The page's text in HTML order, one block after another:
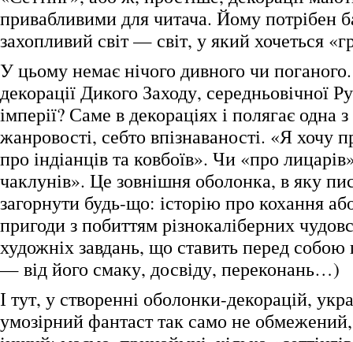
привабливими для читача. Йому потрібен
захопливий світ — світ, у який хочеться
У цьому немає нічого дивного чи
декорації Дикого Заходу, середньовічної
імперії? Саме в декораціях і полягає одна
жанровості, себто впізнаваності. «Я хочу
про індіанців та ковбоїв». Чи «про
чаклунів». Це зовнішня оболонка, в яку
загорнути будь-що: історію про кохання
пригоди з побиттям різнокаліберних
художніх завдань, що ставить перед
— від його смаку, досвіду, переконань…)
І тут, у створенні оболонки-декорацій,
умозірний фантаст так само не